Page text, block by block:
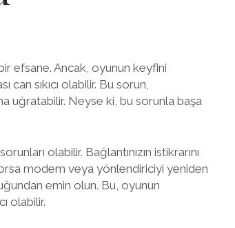
efsane. Ancak, oyunun keyfini
can sıkıcı olabilir. Bu sorun,
uğratabilir. Neyse ki, bu sorunla başa
olabilir. Bağlantınızın istikrarını
modem veya yönlendiriciyi yeniden
emin olun. Bu, oyunun
olabilir.